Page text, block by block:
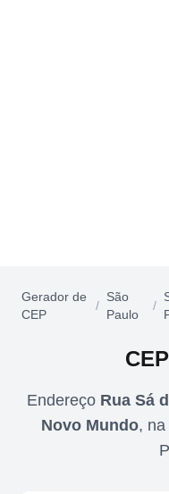
Gerador de
CEP
/
São
Paulo
/
CEP
Endereço Rua Sá
Novo Mundo,